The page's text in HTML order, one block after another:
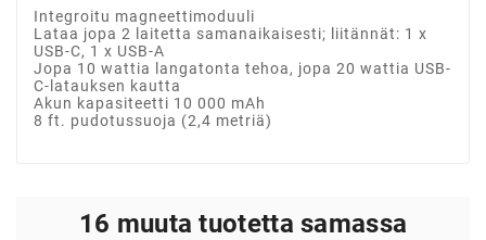
Integroitu magneettimoduuli
Lataa jopa 2 laitetta samanaikaisesti; liitännät: 1 x
USB-C, 1 x USB-A
Jopa 10 wattia langatonta tehoa, jopa 20 wattia USB-
C-latauksen kautta
Akun kapasiteetti 10 000 mAh
8 ft. pudotussuoja (2,4 metriä)
16 muuta tuotetta samassa